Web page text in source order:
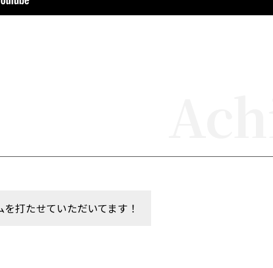
打たせていただいてます！